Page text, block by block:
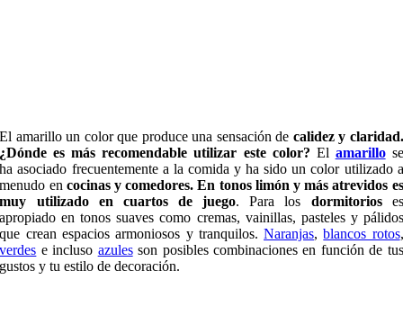
El amarillo un color que produce una sensación de calidez y claridad.
¿Dónde es más recomendable utilizar este color? El amarillose
ha asociado frecuentemente a la comida y ha sido un color utilizado a
menudo en cocinas y comedores. En tonos limón y más atrevidos es
muy utilizado en cuartos de juego. Para los dormitorioses
apropiado en tonos suaves como cremas, vainillas, pasteles y pálidos
que crean espacios armoniosos y tranquilos.Naranjas,blancos rotos,
verdes e incluso azulesson posibles combinaciones en función de tus
gustos y tu estilo de decoración.